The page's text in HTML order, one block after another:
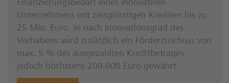
Finanzierungsbedarf eines innovativen
Unternehmens mit zinsgünstigen Krediten bis zu
25 Mio. Euro. Je nach Innovationsgrad des
Vorhabens wird zusätzlich ein Förderzuschuss von
max. 5 % des ausgezahlten Kreditbetrages,
jedoch höchstens 200.000 Euro gewährt.